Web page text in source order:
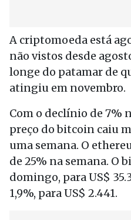
A criptomoeda está
não vistos desde
longe do patamar de
atingiu em novembro.
Com o declínio de 7%
preço do bitcoin caiu
uma semana. O
de 25% na semana. O
domingo, para US$
1,9%, para US$ 2.441.